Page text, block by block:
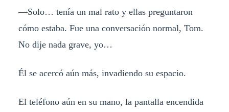
—Solo… tenía un mal rato y ellas preguntaron
cómo estaba. Fue una conversación normal, Tom.
No dije nada grave, yo…
Él se acercó aún más, invadiendo su espacio.
El teléfono aún en su mano, la pantalla encendida